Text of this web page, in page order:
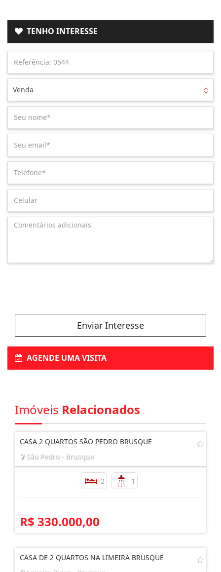
TENHO INTERESSE
Venda
Enviar Interesse
AGENDE UMA VISITA
Imóveis Relacionados
CASA 2 QUARTOS SÃO PEDRO BRUSQUE
São Pedro - Brusque
2 1
R$ 330.000,00
CASA DE 2 QUARTOS NA LIMEIRA BRUSQUE